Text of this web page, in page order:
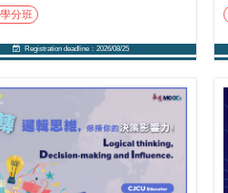
分班
Registration deadline：2026/08/25